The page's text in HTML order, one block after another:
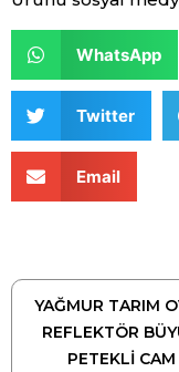
WhatsApp
Twitter
Email
YAĞMUR TARIM
REFLEKTÖR
PETEKLİ CAM